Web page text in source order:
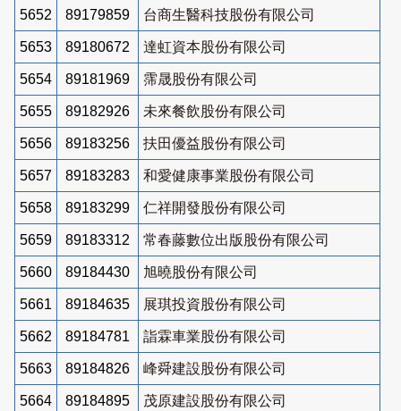
5652 89179859 台商生醫科技股份有限公司
5653 89180672 達虹資本股份有限公司
5654 89181969 霈晟股份有限公司
5655 89182926 未來餐飲股份有限公司
5656 89183256 扶田優益股份有限公司
5657 89183283 和愛健康事業股份有限公司
5658 89183299 仁祥開發股份有限公司
5659 89183312 常春藤數位出版股份有限公司
5660 89184430 旭曉股份有限公司
5661 89184635 展琪投資股份有限公司
5662 89184781 詣霖車業股份有限公司
5663 89184826 峰舜建設股份有限公司
5664 89184895 茂原建設股份有限公司